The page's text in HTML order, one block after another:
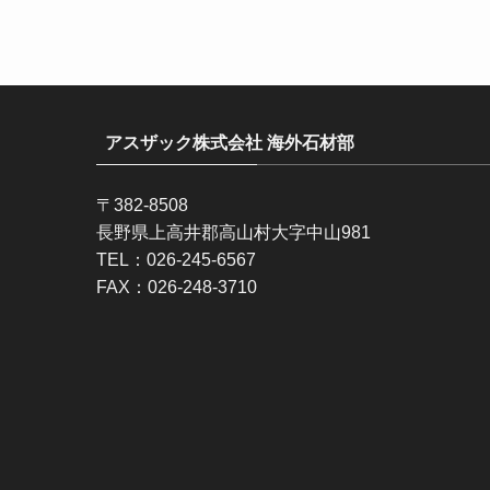
アスザック株式会社 海外石材部
〒382-8508
長野県上高井郡高山村大字中山981
TEL：026-245-6567
FAX：026-248-3710